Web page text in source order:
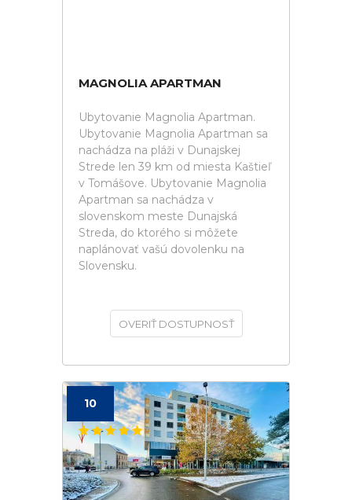
MAGNOLIA APARTMAN
Ubytovanie Magnolia Apartman.
Ubytovanie Magnolia Apartman sa
nachádza na pláži v Dunajskej
Strede len 39 km od miesta Kaštieľ
v Tomášove. Ubytovanie Magnolia
Apartman sa nachádza v
slovenskom meste Dunajská
Streda, do ktorého si môžete
naplánovať vašú dovolenku na
Slovensku.
OVERIŤ DOSTUPNOSŤ
10